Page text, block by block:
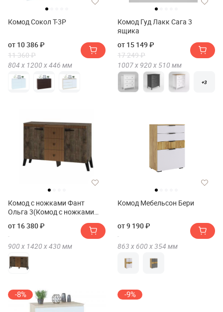
Комод Сокол Т-3Р
от 10 386 ₽
11 360 ₽
804 х 1200 х446 мм
Комод Гуд Лакк Сага 3
ящика
от 15 149 ₽
17 249 ₽
1007 х 920 х 510 мм
+3
Комод с ножками Фант
Ольга 3(Комод с ножками
от 16 380 ₽
900 х 1420 х430 мм
Комод Мебельсон Бери
от 9 190 ₽
863 х 600 х354 мм
-8% -9%